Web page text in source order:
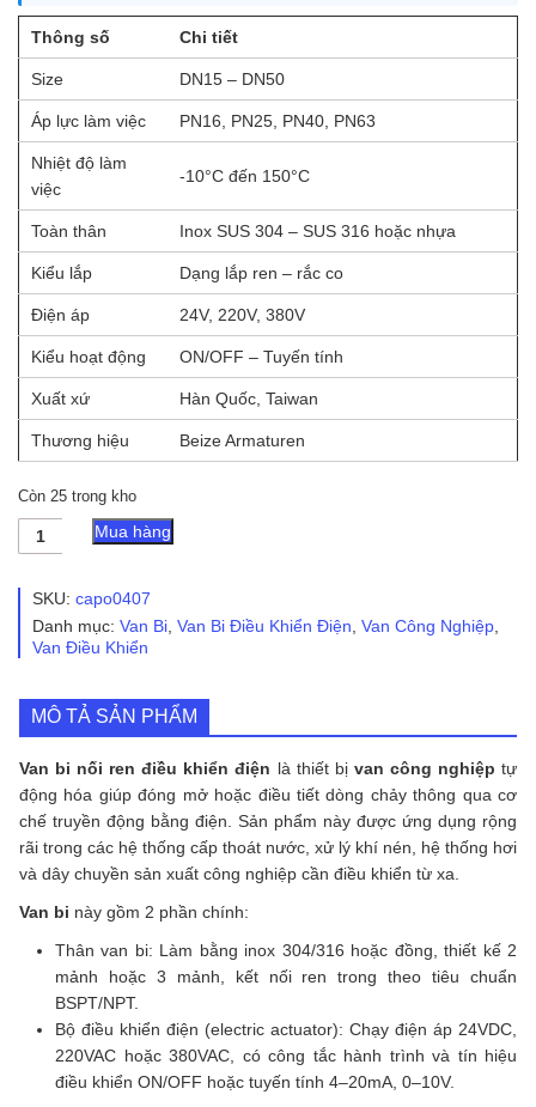
Thông số Chi tiết
Size DN15 – DN50
Áp lực làm việc PN16, PN25, PN40, PN63
Nhiệt độ làm
việc
-10°C đến 150°C
Toàn thân Inox SUS 304 – SUS 316 hoặc nhựa
Kiểu lắp Dạng lắp ren – rắc co
Điện áp 24V, 220V, 380V
Kiểu hoạt động ON/OFF – Tuyến tính
Xuất xứ Hàn Quốc, Taiwan
Thương hiệu Beize Armaturen
Còn 25 trong kho
Van
bi
ren
khiển
điện
lượng
Mua hàng
SKU: capo0407
Danh mục: Van Bi, Van Bi Điều Khiển Điện, Van Công Nghiệp,
Van Điều Khiển
MÔ TẢ SẢN PHẨM
Van bi nối ren điều khiển điện là thiết bị van công nghiệp tự
động hóa giúp đóng mở hoặc điều tiết dòng chảy thông qua cơ
chế truyền động bằng điện. Sản phẩm này được ứng dụng rộng
rãi trong các hệ thống cấp thoát nước, xử lý khí nén, hệ thống hơi
và dây chuyền sản xuất công nghiệp cần điều khiển từ xa.
Van bi này gồm 2 phần chính:
Thân van bi: Làm bằng inox 304/316 hoặc đồng, thiết kế 2
mảnh hoặc 3 mảnh, kết nối ren trong theo tiêu chuẩn
BSPT/NPT.
Bộ điều khiển điện (electric actuator): Chạy điện áp 24VDC,
220VAC hoặc 380VAC, có công tắc hành trình và tín hiệu
điều khiển ON/OFF hoặc tuyến tính 4–20mA, 0–10V.